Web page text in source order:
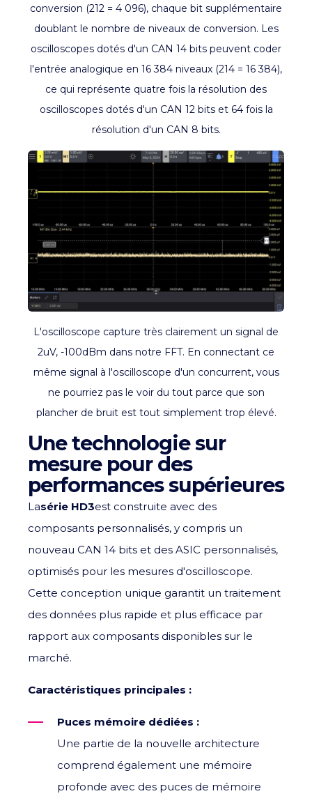
conversion (212 = 4 096), chaque bit supplémentaire
doublant le nombre de niveaux de conversion. Les
oscilloscopes dotés d'un CAN 14 bits peuvent coder
l'entrée analogique en 16 384 niveaux (214 = 16 384),
ce qui représente quatre fois la résolution des
oscilloscopes dotés d'un CAN 12 bits et 64 fois la
résolution d'un CAN 8 bits.
L'oscilloscope capture très clairement un signal de
2uV, -100dBm dans notre FFT. En connectant ce
même signal à l'oscilloscope d'un concurrent, vous
ne pourriez pas le voir du tout parce que son
plancher de bruit est tout simplement trop élevé.
Une technologie sur
mesure pour des
performances supérieures
Lasérie HD3est construite avec des
composants personnalisés, y compris un
nouveau CAN 14 bits et des ASIC personnalisés,
optimisés pour les mesures d'oscilloscope.
Cette conception unique garantit un traitement
des données plus rapide et plus efficace par
rapport aux composants disponibles sur le
marché.
Caractéristiques principales :
Puces mémoire dédiées :
Une partie de la nouvelle architecture
comprend également une mémoire
profonde avec des puces de mémoire